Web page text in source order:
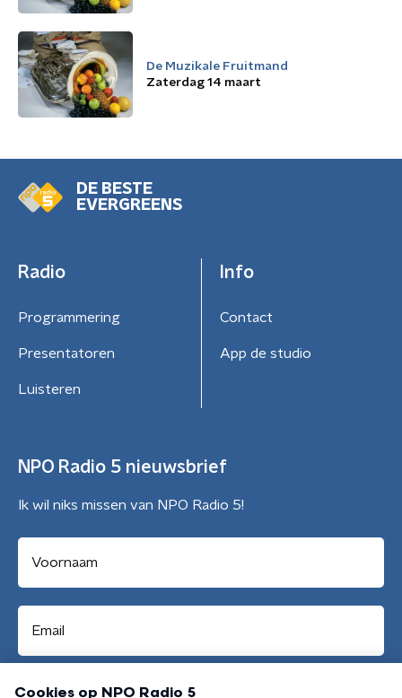
De Muzikale Fruitmand
Zaterdag 14 maart
DE BESTE
EVERGREENS
Radio
Programmering
Presentatoren
Luisteren
Info
Contact
App de studio
NPO Radio 5 nieuwsbrief
Ik wil niks missen van NPO Radio 5!
Aanmelden